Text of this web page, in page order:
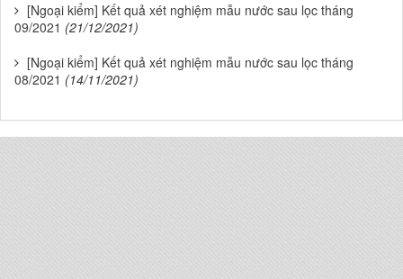
[Ngoại kiểm] Kết quả xét nghiệm mẫu nước sau lọc tháng
09/2021 (21/12/2021)
[Ngoại kiểm] Kết quả xét nghiệm mẫu nước sau lọc tháng
08/2021 (14/11/2021)